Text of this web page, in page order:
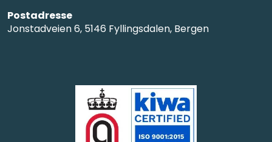
Postadresse
Jonstadveien 6, 5146 Fyllingsdalen, Bergen